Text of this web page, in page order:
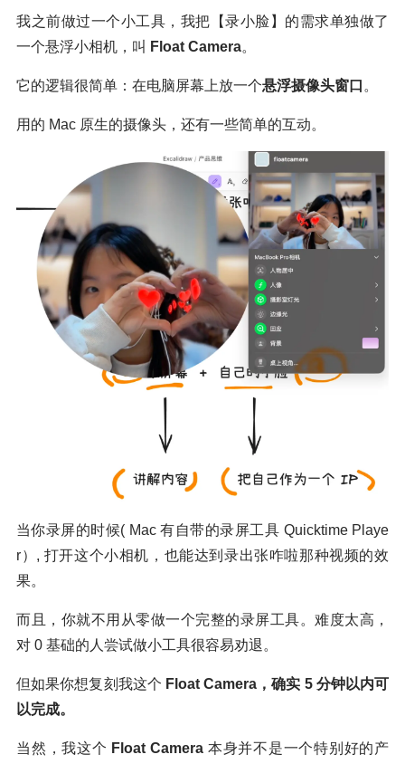
我之前做过一个小工具，我把【录小脸】的需求单独做了
一个悬浮小相机，叫 Float Camera。
它的逻辑很简单：在电脑屏幕上放一个悬浮摄像头窗口 。
用的 Mac 原生的摄像头，还有一些简单的互动。
当你录屏的时候( Mac 有自带的录屏工具 Quicktime Playe
r）, 打开这个小相机，也能达到录出张咋啦那种视频的效
果。
而且，你就不用从零做一个完整的录屏工具。难度太高，
对 0 基础的人尝试做小工具很容易劝退。
但如果你想复刻我这个 Float Camera，确实 5 分钟以内可
以完成。
当然，我这个 Float Camera 本身并不是一个特别好的产